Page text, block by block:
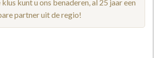
kunt u ons benaderen, al 25 jaar een
partner uit de regio!